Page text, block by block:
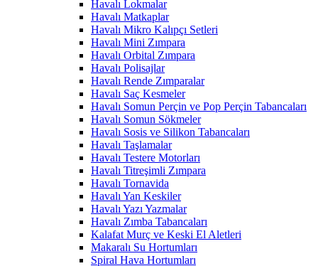
Havalı Lokmalar
Havalı Matkaplar
Havalı Mikro Kalıpçı Setleri
Havalı Mini Zımpara
Havalı Orbital Zımpara
Havalı Polisajlar
Havalı Rende Zımparalar
Havalı Saç Kesmeler
Havalı Somun Perçin ve Pop Perçin Tabancaları
Havalı Somun Sökmeler
Havalı Sosis ve Silikon Tabancaları
Havalı Taşlamalar
Havalı Testere Motorları
Havalı Titreşimli Zımpara
Havalı Tornavida
Havalı Yan Keskiler
Havalı Yazı Yazmalar
Havalı Zımba Tabancaları
Kalafat Murç ve Keski El Aletleri
Makaralı Su Hortumları
Spiral Hava Hortumları